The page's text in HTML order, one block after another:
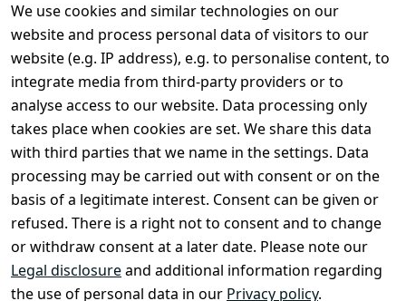
We use cookies and similar technologies on our
website and process personal data of visitors to our
website (e.g. IP address), e.g. to personalise content, to
integrate media from third-party providers or to
analyse access to our website. Data processing only
takes place when cookies are set. We share this data
with third parties that we name in the settings. Data
processing may be carried out with consent or on the
basis of a legitimate interest. Consent can be given or
refused. There is a right not to consent and to change
or withdraw consent at a later date. Please note our
Legal disclosureand additional information regarding
the use of personal data in our Privacy policy.
Legal
Terms and
Conditions
Legal
disclosure
Privacy Policy
Declaration of
accessibility
Cancellation
rights
Contact
Register